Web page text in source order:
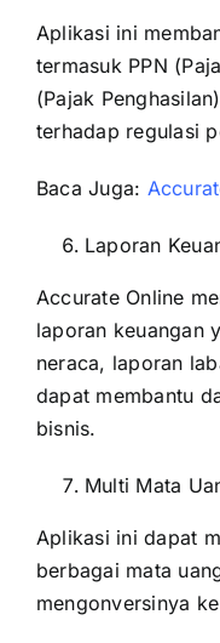
Aplikasi ini
termasuk PPN
(Pajak
terhadap regulasi
Baca Juga:
Laporan
Accurate Online
laporan keuangan
neraca, laporan
dapat membantu
bisnis.
Multi Mata
Aplikasi ini dapat
berbagai mata
mengonversinya